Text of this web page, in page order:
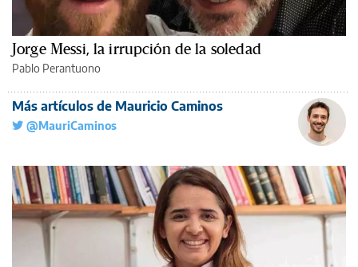
Jorge Messi, la irrupción de la soledad
Pablo Perantuono
Más artículos de Mauricio Caminos
@MauriCaminos